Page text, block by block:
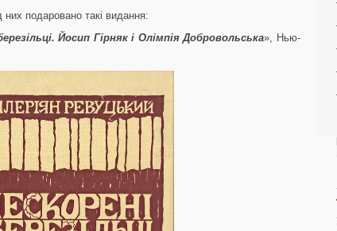
них подаровано такі видання:
Йосип Гірняк і Олімпія Добровольська», Нью-